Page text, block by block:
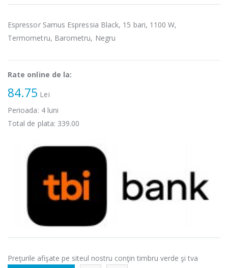
Espressor Samus Espressia Black, 15 bari, 1100 W,
Termometru, Barometru, Negru
Rate online de la:
84.75 Lei
Perioada: 4luni
Total de plata: 339.00
Preţurile afişate pe siteul nostru conţin timbru verde şi tva
-17%
1 499,00 Lei
-33%
Espressor
Heinner ...
799,00 Lei
-21%
549,00 Lei
-33%